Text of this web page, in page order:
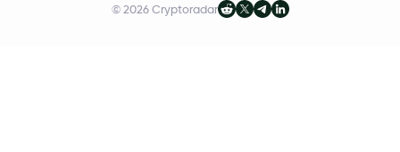
© 2026 Cryptoradar